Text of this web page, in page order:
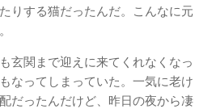
りする猫だったんだ。こんなに元
玄関まで迎えに来てくれなくなっ
なってしまっていた。一気に老け
だったんだけど、昨日の夜から凄